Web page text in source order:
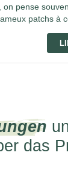
on pense
patchs à
das